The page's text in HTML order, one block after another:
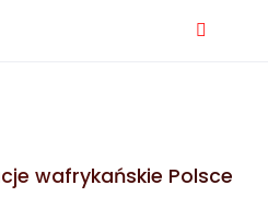
wafrykańskie Polsce